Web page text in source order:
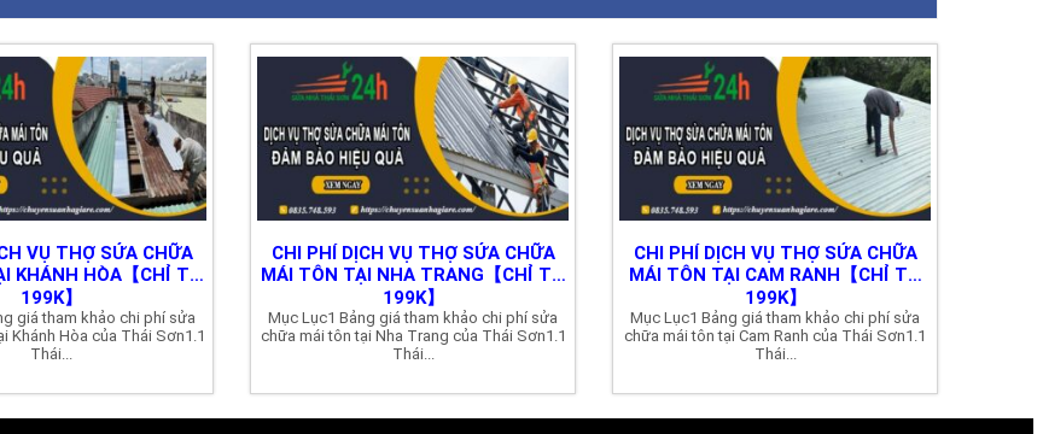
VỤ THỢ SỬA CHỮA
KHÁNH HÒA【CHỈ TỪ
199K】
giá tham khảo chi phí sửa
Khánh Hòa của Thái Sơn1.1
Thái...
CHI PHÍ DỊCH VỤ THỢ SỬA CHỮA
MÁI TÔN TẠI NHA TRANG【CHỈ TỪ
199K】
Mục Lục1 Bảng giá tham khảo chi phí sửa
chữa mái tôn tại Nha Trang của Thái Sơn1.1
Thái...
CHI PHÍ DỊCH VỤ THỢ SỬA CHỮA
MÁI TÔN TẠI CAM RANH【CHỈ TỪ
199K】
Mục Lục1 Bảng giá tham khảo chi phí sửa
chữa mái tôn tại Cam Ranh của Thái Sơn1.1
Thái...